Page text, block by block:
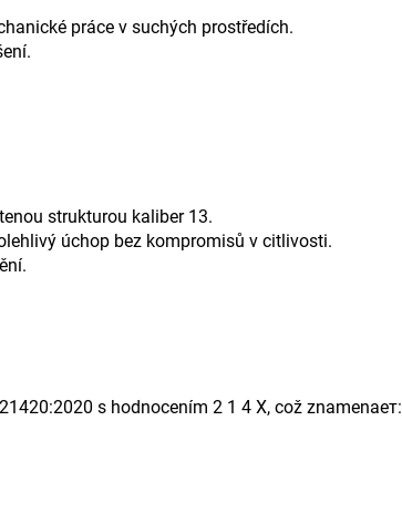
práce v suchých prostředích.
strukturou kaliber 13.
úchop bez kompromisů v citlivosti.
s hodnocením 2 1 4 X, což znamenает: